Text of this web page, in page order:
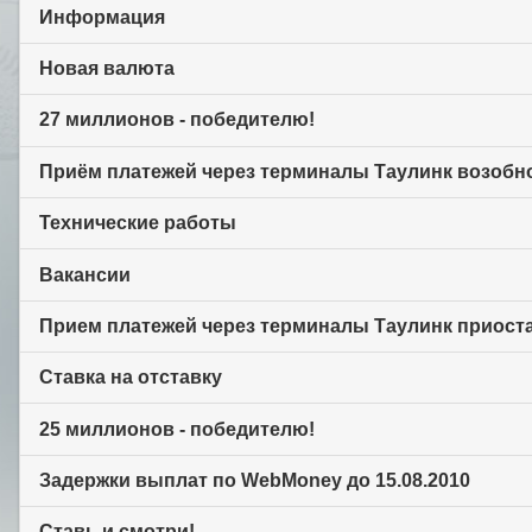
Информация
Новая валюта
27 миллионов - победителю!
Приём платежей через терминалы Таулинк
Технические работы
Вакансии
Прием платежей через терминалы Таулинк
Ставка на отставку
25 миллионов - победителю!
Задержки выплат по WebMoney до 15.08.2010